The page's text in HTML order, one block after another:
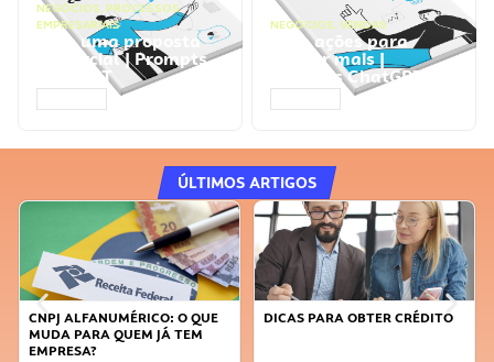
NEGÓCIOS, PROCESSOS
EMPRESARIAIS
Faça uma proposta
comercial | Prompts
ChatGPT
NEGÓCIOS, VENDAS
Faça ações para
vender mais |
Prompts ChatGPT
ÚLTIMOS ARTIGOS
CNPJ ALFANUMÉRICO: O QUE
MUDA PARA QUEM JÁ TEM
EMPRESA?
DICAS PARA OBTER CRÉDITO